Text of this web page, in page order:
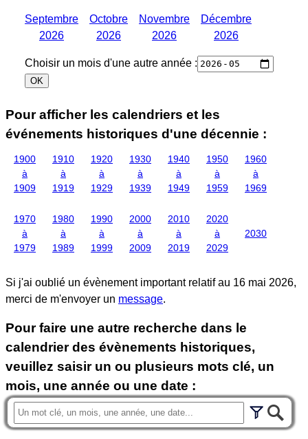
Septembre
2026
Octobre
2026
Novembre
2026
Décembre
2026
Choisir un mois d'une autre année :
Pour afficher les calendriers et les
événements historiques d'une décennie :
1900
à
1909
1910
à
1919
1920
à
1929
1930
à
1939
1940
à
1949
1950
à
1959
1960
à
1969
1970
à
1979
1980
à
1989
1990
à
1999
2000
à
2009
2010
à
2019
2020
à
2029
2030
Si j'ai oublié un évènement important relatif au 16 mai 2026,
merci de m'envoyer un message.
Pour faire une autre recherche dans le
calendrier des évènements historiques,
veuillez saisir un ou plusieurs mots clé, un
mois, une année ou une date :